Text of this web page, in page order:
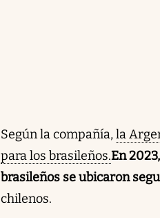
Según la compañía,la
para los brasileños.En
brasileños se ubicaron
chilenos.